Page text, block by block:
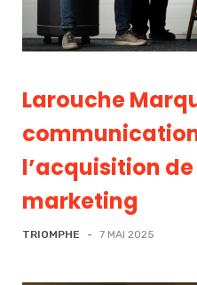
Larouche
l’acquisition
marketing
TRIOMPHE - 7 MAI 2025